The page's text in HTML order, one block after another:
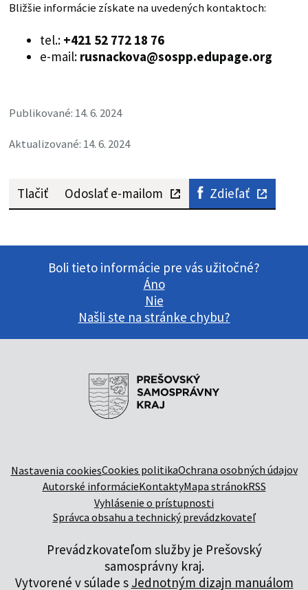
Bližšie informácie získate na uvedených kontaktoch:
tel.: +421 52 772 18 76
e-mail: rusnackova@sospp.edupage.org
Publikované: 14. 6. 2024
Aktualizované: 14. 6. 2024
Tlačiť Odoslať e-mailom Zdieľať
Boli tieto informácie pre vás užitočné?
Áno
Nie
Našli ste na stránke chybu?
Nastavenia cookiesCookies politikaOchrana osobných údajov
Autorské informácieKontaktyMapa stránokRSS
Vyhlásenie o prístupnosti
Správca obsahu a technický prevádzkovateľ
Prevádzkovateľom služby je Prešovský
samosprávny kraj.
Vytvorené v súlade s Jednotným dizajn manuálom